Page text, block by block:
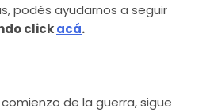
podés ayudarnos a seguir
clickacá.
de la guerra, sigue